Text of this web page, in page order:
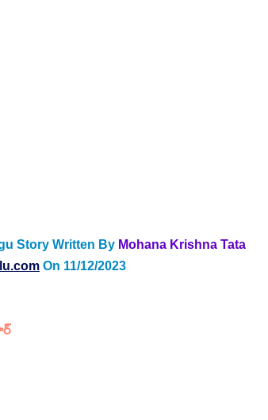
Story Written By Mohana Krishna Tata
On 11/12/2023